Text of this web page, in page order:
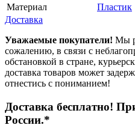
Материал
Пластик
Доставка
Уважаемые покупатели! Мы
сожалению, в связи с
обстановкой в стране,
доставка товаров может
отнестись с пониманием!
Доставка бесплатно!
России.*